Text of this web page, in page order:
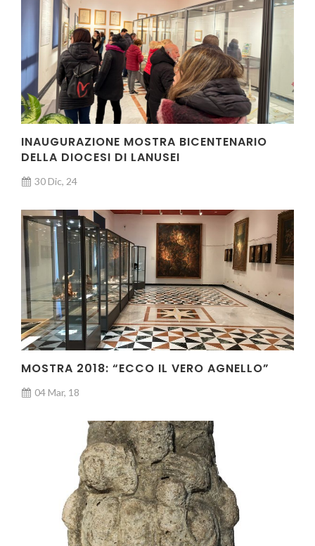
INAUGURAZIONE MOSTRA BICENTENARIO
DELLA DIOCESI DI LANUSEI
30 Dic, 24
MOSTRA 2018: “ECCO IL VERO AGNELLO”
04 Mar, 18